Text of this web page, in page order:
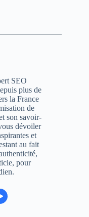
SEO
plus de
la France
de
son savoir-
dévoiler
et
au fait
pour